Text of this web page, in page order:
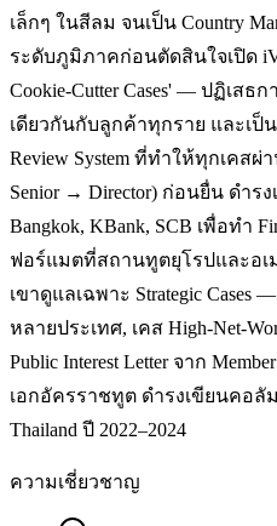
เล็กๆ ในสีลม จนเป็น Country
ระดับภูมิภาคก่อนตัดสินใจเปิด
Cookie-Cutter Cases' — ปฏิเสธ
เดียวกันกับลูกค้าทุกราย และเป็
Review System ที่ทำให้ทุกเคสผ่
Senior → Director) ก่อนยื่น ดำร
Bangkok, KBank, SCB เพื่อทำ
ฟอร์แมตที่สถานทูตยุโรปและอเ
เขาดูแลเฉพาะ Strategic Cases
หลายประเทศ, เคส High-Net-
Public Interest Letter จาก
เอกอัครราชทูต ดำรงเขียนคอลัม
Thailand ปี 2022–2024
ความเชี่ยวชาญ